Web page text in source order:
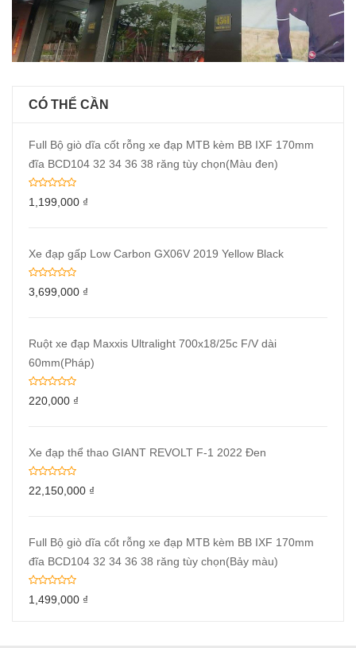
CÓ THỂ CẦN
Full Bộ giò dĩa cốt rỗng xe đạp MTB kèm BB IXF 170mm
đĩa BCD104 32 34 36 38 răng tùy chọn(Màu đen)
1,199,000 ₫
Xe đạp gấp Low Carbon GX06V 2019 Yellow Black
3,699,000 ₫
Ruột xe đạp Maxxis Ultralight 700x18/25c F/V dài
60mm(Pháp)
220,000 ₫
Xe đạp thể thao GIANT REVOLT F-1 2022 Đen
22,150,000 ₫
Full Bộ giò dĩa cốt rỗng xe đạp MTB kèm BB IXF 170mm
đĩa BCD104 32 34 36 38 răng tùy chọn(Bảy màu)
1,499,000 ₫